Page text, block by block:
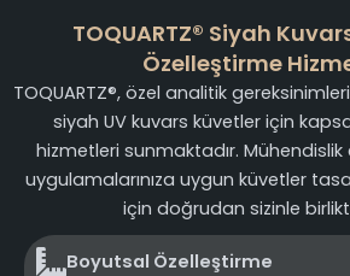
TOQUARTZ® Siyah
Özelleştirme
TOQUARTZ®, özel analitik
siyah UV kuvars küvetler için
hizmetleri sunmaktadır. Mühendislik
uygulamalarınıza uygun küvetler
için doğrudan sizinle
Boyutsal Özelleştirme